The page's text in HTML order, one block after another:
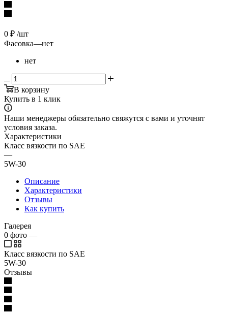
0 ₽ /шт
Фасовка—нет
нет
В корзину
Купить в 1 клик
Наши менеджеры обязательно свяжутся с вами и уточнят
условия заказа.
Характеристики
Класс вязкости по SAE
—
5W-30
Описание
Характеристики
Отзывы
Как купить
Галерея
0 фото —
Класс вязкости по SAE
5W-30
Отзывы